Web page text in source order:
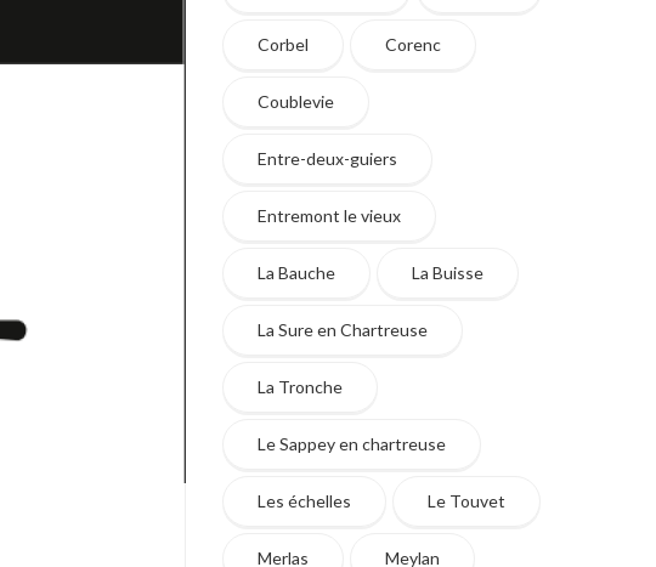
Corbel Corenc
Coublevie
Entre-deux-guiers
Entremont le vieux
La Bauche La Buisse
La Sure en Chartreuse
La Tronche
Le Sappey en chartreuse
Les échelles Le Touvet
Merlas Meylan